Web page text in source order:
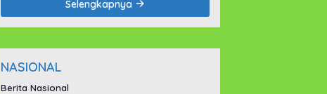
Selengkapnya
NASIONAL
Berita Nasional